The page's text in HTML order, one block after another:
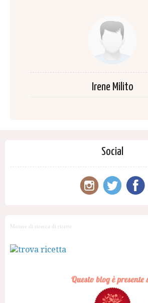
Irene Milito
Social
Motore di ricerca di ricette